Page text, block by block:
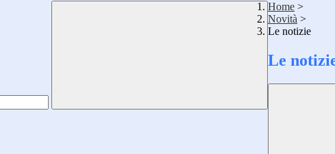
Home >
Novità >
Le notizie
Le